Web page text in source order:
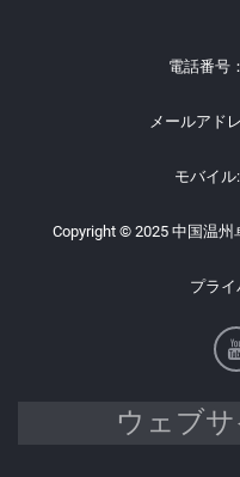
電話番号：
メールアド
モバイル:
Copyright © 2025 中国温州
プラ
ウェブ